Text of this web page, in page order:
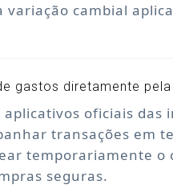
cambial
gastos diretamente pela
aplicativos oficiais
transações em
temporariamente o
seguras.